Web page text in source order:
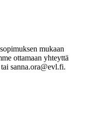
mukaan
ottamaan yhteyttä
sanna.ora@evl.fi.